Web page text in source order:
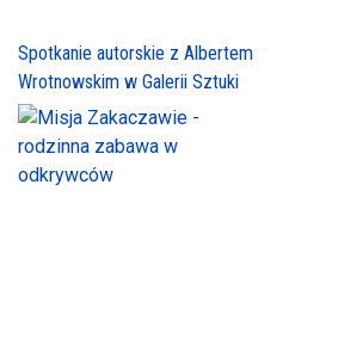
Spotkanie autorskie z Albertem
Wrotnowskim w Galerii Sztuki